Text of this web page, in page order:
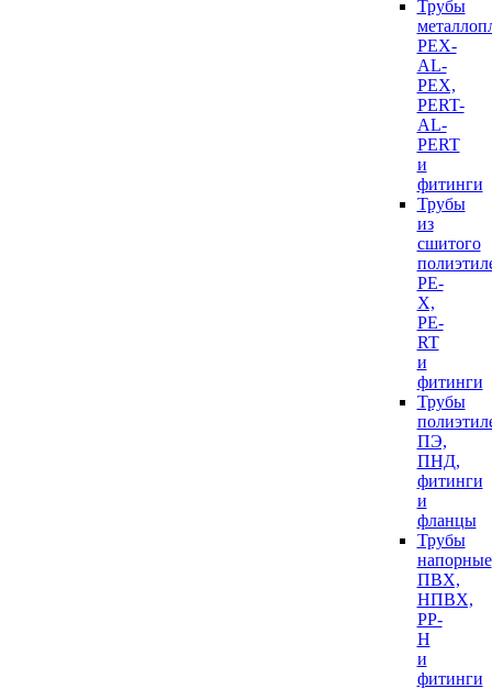
Трубы
PEX-
AL-
PEX,
PERT-
AL-
PERT
и
фитинги
Трубы
из
сшитого
PE-
X,
PE-
RT
и
фитинги
Трубы
ПЭ,
ПНД,
фитинги
и
фланцы
Трубы
напорные
ПВХ,
НПВХ,
PP-
H
и
фитинги